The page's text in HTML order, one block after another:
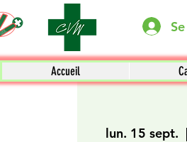
Accueil
lun. 15 sept.
  |